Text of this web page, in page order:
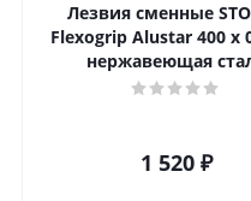
Лезвия сменные
Flexogrip Alustar 400 x
нержавеющая
1 520₽